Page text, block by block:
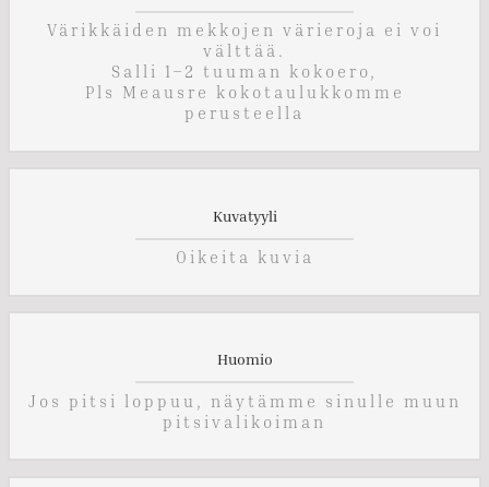
Värikkäiden mekkojen värieroja ei voi
välttää.
Salli 1–2 tuuman kokoero,
Pls Meausre kokotaulukkomme
perusteella
Kuvatyyli
Oikeita kuvia
Huomio
Jos pitsi loppuu, näytämme sinulle muun
pitsivalikoiman